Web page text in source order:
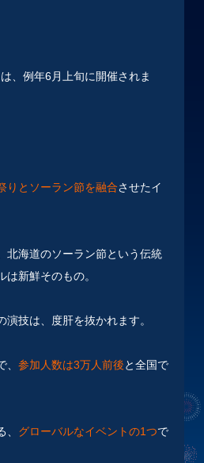
、例年6月上旬に開催されま
りとソーラン節を融合させたイ
北海道のソーラン節という伝統
新鮮そのもの。
技は、度肝を抜かれます。
参加人数は3万人前後と全国で
グローバルなイベントの1つで